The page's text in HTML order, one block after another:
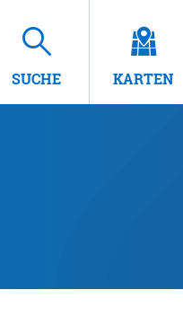
SUCHE KARTEN